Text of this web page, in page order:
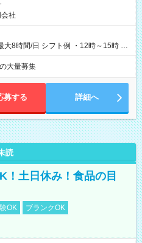
社
8時間/日 シフト例 ・12時～15時 入
確認の上、申請してください。
大量募集
募する 詳細へ
読
！土日休み！食品の目
OK
ブランクOK